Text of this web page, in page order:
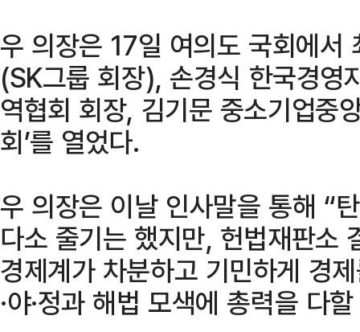
우 의장은 17일 여의도 국회에서
(SK그룹 회장), 손경식 한국경영
역협회 회장, 김기문 중소기업중
회’를 열었다.
우 의장은 이날 인사말을 통해 “
다소 줄기는 했지만, 헌법재판소
경제계가 차분하고 기민하게 경
·야·정과 해법 모색에 총력을 다